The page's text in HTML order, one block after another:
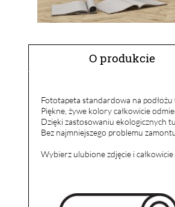
O produkcie
Fototapeta standardowa na
Piękne, żywe kolory całkowicie
Dzięki zastosowaniu ekologicznych
Bez najmniejszego problemu
Wybierz ulubione zdjęcie i